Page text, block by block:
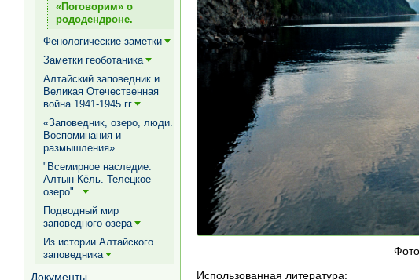
Использованная литература:
«Поговорим» о
рододендроне.
Фенологические заметки
Заметки геоботаника
Алтайский заповедник и
Великая Отечественная
война 1941-1945 гг
«Заповедник, озеро, люди.
Воспоминания и
размышления»
"Всемирное наследие.
Алтын-Кёль. Телецкое
озеро".
Подводный мир
заповедного озера
Из истории Алтайского
заповедника
Документы